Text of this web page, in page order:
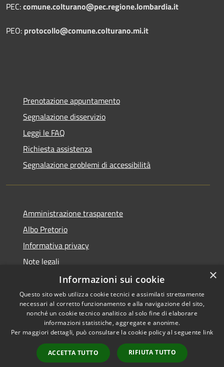
PEC:comune.colturano@pec.regione.lombardia.it
PEO: protocollo@comune.colturano.mi.it
Prenotazione appuntamento
Segnalazione disservizio
Leggi le FAQ
Richiesta assistenza
Segnalazione problemi di accessibilità
Amministrazione trasparente
Albo Pretorio
Informativa privacy
Note legali
Dichiarazione di accessibilità
RSS
Accessibilità
Copyright © 2026 • Comune di
Municipium•
Accesso
×
Informazioni sui cookie
Questo sito web utilizza cookie tecnici e assimilati strettamente
necessari al corretto funzionamento e alla navigazione del sito,
nonché un cookie tecnico analitico al solo fine di elaborare
informazioni statistiche, aggregate e anonime.
Per maggiori dettagli, può consultare la cookie policy al seguente link
ACCETTA TUTTO RIFIUTA TUTTO